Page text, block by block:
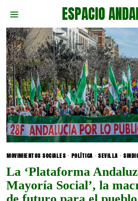
ESPACIO
MOVIMIENTOS SOCIALES · POLÍTICA · SEVILLA ·
La ‘Plataforma
Mayoría Social’, la